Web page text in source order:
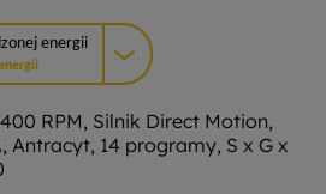
energii
RPM, Silnik Direct Motion,
Antracyt, 14 programy, S x G x